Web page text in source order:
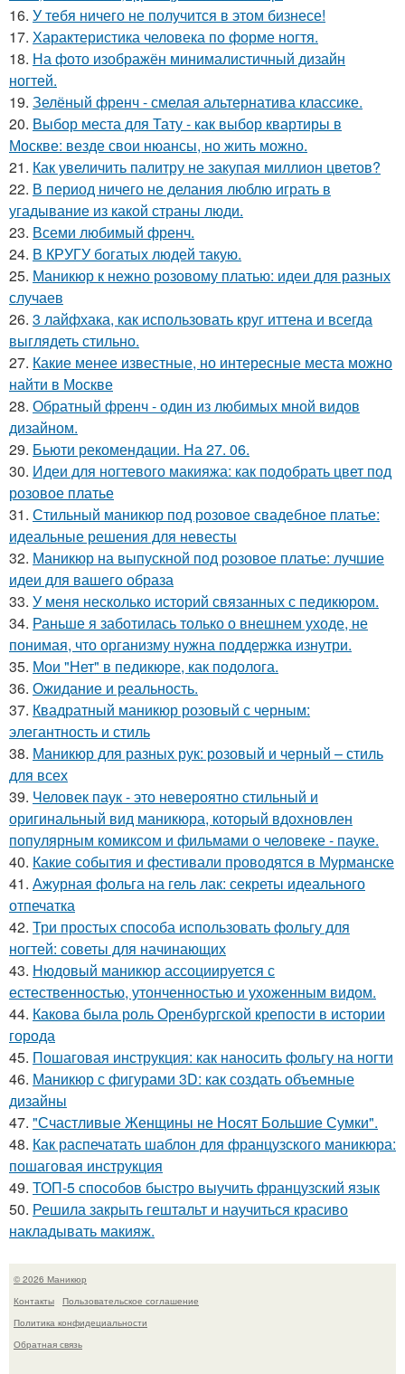
16. У тебя ничего не получится в этом бизнесе!
17. Характеристика человека по форме ногтя.
18. На фото изображён минималистичный дизайн
ногтей.
19. Зелёный френч - смелая альтернатива классике.
20. Выбор места для Тату - как выбор квартиры в
Москве: везде свои нюансы, но жить можно.
21. Как увеличить палитру не закупая миллион цветов?
22. В период ничего не делания люблю играть в
угадывание из какой страны люди.
23. Всеми любимый френч.
24. В КРУГУ богатых людей такую.
25. Маникюр к нежно розовому платью: идеи для разных
случаев
26. 3 лайфхака, как использовать круг иттена и всегда
выглядеть стильно.
27. Какие менее известные, но интересные места можно
найти в Москве
28. Обратный френч - один из любимых мной видов
дизайном.
29. Бьюти рекомендации. На 27. 06.
30. Идеи для ногтевого макияжа: как подобрать цвет под
розовое платье
31. Стильный маникюр под розовое свадебное платье:
идеальные решения для невесты
32. Маникюр на выпускной под розовое платье: лучшие
идеи для вашего образа
33. У меня несколько историй связанных с педикюром.
34. Раньше я заботилась только о внешнем уходе, не
понимая, что организму нужна поддержка изнутри.
35. Мои "Нет" в педикюре, как подолога.
36. Ожидание и реальность.
37. Квадратный маникюр розовый с черным:
элегантность и стиль
38. Маникюр для разных рук: розовый и черный – стиль
для всех
39. Человек паук - это невероятно стильный и
оригинальный вид маникюра, который вдохновлен
популярным комиксом и фильмами о человеке - пауке.
40. Какие события и фестивали проводятся в Мурманске
41. Ажурная фольга на гель лак: секреты идеального
отпечатка
42. Три простых способа использовать фольгу для
ногтей: советы для начинающих
43. Нюдовый маникюр ассоциируется с
естественностью, утонченностью и ухоженным видом.
44. Какова была роль Оренбургской крепости в истории
города
45. Пошаговая инструкция: как наносить фольгу на ногти
46. Маникюр с фигурами 3D: как создать объемные
дизайны
47. "Счастливые Женщины не Носят Большие Сумки".
48. Как распечатать шаблон для французского маникюра:
пошаговая инструкция
49. ТОП-5 способов быстро выучить французский язык
50. Решила закрыть гештальт и научиться красиво
накладывать макияж.
© 2026 Маникюр
Контакты
Пользовательское соглашение
Политика конфидециальности
Обратная связь